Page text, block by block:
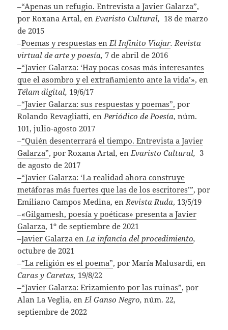
–“Apenas un refugio. Entrevista a Javier Galarza”,
por Roxana Artal, en Evaristo Cultural, 18 de marzo
de 2015
–Poemas y respuestas en El Infinito Viajar. Revista
virtual de arte y poesía, 7 de abril de 2016
–“Javier Galarza: ‘Hay pocas cosas más interesantes
que el asombro y el extrañamiento ante la vida’», en
Télam digital, 19/6/17
–“Javier Galarza: sus respuestas y poemas”, por
Rolando Revagliatti, en Periódico de Poesía, núm.
101, julio-agosto 2017
–“Quién desenterrará el tiempo. Entrevista a Javier
Galarza”, por Roxana Artal, en Evaristo Cultural, 3
de agosto de 2017
–“Javier Galarza: ‘La realidad ahora construye
metáforas más fuertes que las de los escritores’”, por
Emiliano Campos Medina, en Revista Ruda, 13/5/19
–«Gilgamesh, poesía y poéticas» presenta a Javier
Galarza, 1º de septiembre de 2021
–Javier Galarza en La infancia del procedimiento,
octubre de 2021
–“La religión es el poema”, por María Malusardi, en
Caras y Caretas, 19/8/22
–“Javier Galarza: Erizamiento por las ruinas”, por
Alan La Veglia, en El Ganso Negro, núm. 22,
septiembre de 2022